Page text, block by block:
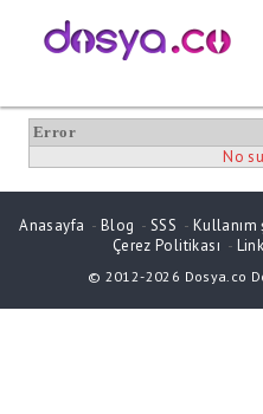
Error
No
Anasayfa - Blog -SSS - Kullanım
Çerez Politikası -
© 2012-2026 Dosya.co